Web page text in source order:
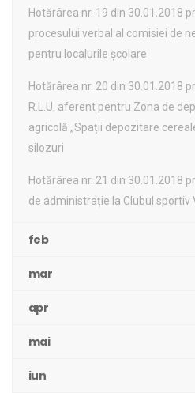
Hotărârea nr. 19 din 30.01.2018
procesului verbal al comisiei de
pentru localurile școlare
Hotărârea nr. 20 din 30.01.2018
R.L.U. aferent pentru Zona de
agricolă „Spații depozitare
silozuri
Hotărârea nr. 21 din 30.01.2018
de administrație la Clubul sportiv
feb
mar
apr
mai
iun